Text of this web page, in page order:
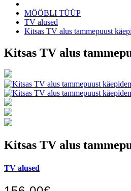
MÖÖBLI TÜÜP
TV alused
Kitsas TV alus tammepuust
Kitsas TV alus
Kitsas TV alus
TV alused